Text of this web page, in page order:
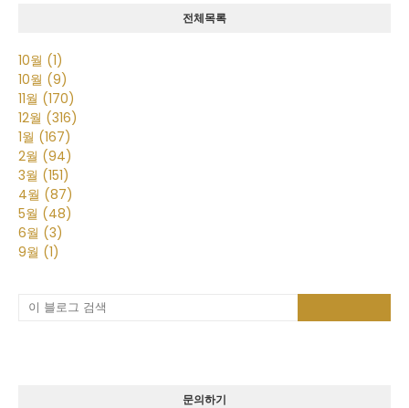
전체목록
10월 (1)
10월 (9)
11월 (170)
12월 (316)
1월 (167)
2월 (94)
3월 (151)
4월 (87)
5월 (48)
6월 (3)
9월 (1)
문의하기